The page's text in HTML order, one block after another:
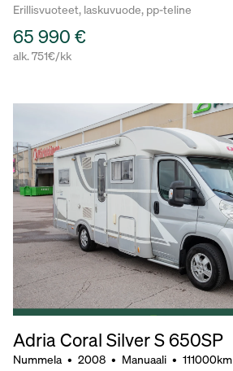
Erillisvuoteet, laskuvuode, pp-teline
65 990 €
alk. 751€/kk
Adria Coral Silver S 650SP
Nummela • 2008 • Manuaali • 111000km